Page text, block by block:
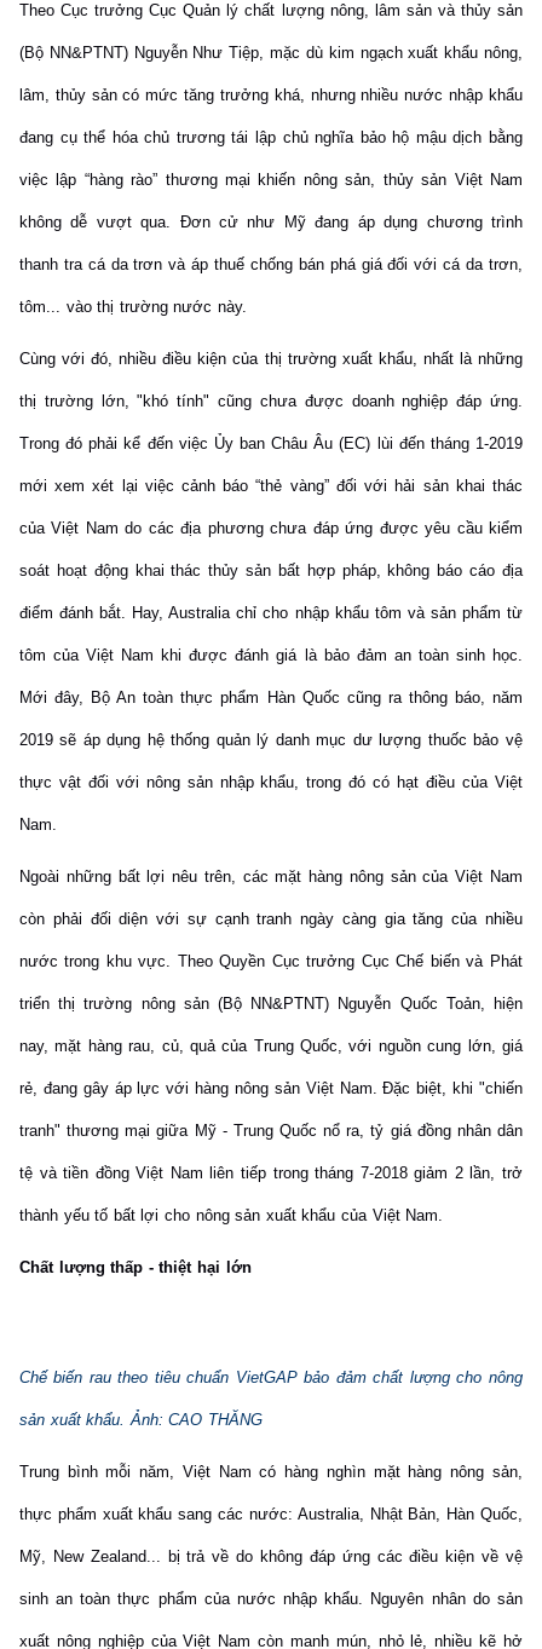
Theo Cục trưởng Cục Quản lý chất lượng nông, lâm sản và thủy sản
(Bộ NN&PTNT) Nguyễn Như Tiệp, mặc dù kim ngạch xuất khẩu nông,
lâm, thủy sản có mức tăng trưởng khá, nhưng nhiều nước nhập khẩu
đang cụ thể hóa chủ trương tái lập chủ nghĩa bảo hộ mậu dịch bằng
việc lập “hàng rào” thương mại khiến nông sản, thủy sản Việt Nam
không dễ vượt qua. Đơn cử như Mỹ đang áp dụng chương trình
thanh tra cá da trơn và áp thuế chống bán phá giá đối với cá da trơn,
tôm... vào thị trường nước này.
Cùng với đó, nhiều điều kiện của thị trường xuất khẩu, nhất là những
thị trường lớn, "khó tính" cũng chưa được doanh nghiệp đáp ứng.
Trong đó phải kể đến việc Ủy ban Châu Âu (EC) lùi đến tháng 1-2019
mới xem xét lại việc cảnh báo “thẻ vàng” đối với hải sản khai thác
của Việt Nam do các địa phương chưa đáp ứng được yêu cầu kiểm
soát hoạt động khai thác thủy sản bất hợp pháp, không báo cáo địa
điểm đánh bắt. Hay, Australia chỉ cho nhập khẩu tôm và sản phẩm từ
tôm của Việt Nam khi được đánh giá là bảo đảm an toàn sinh học.
Mới đây, Bộ An toàn thực phẩm Hàn Quốc cũng ra thông báo, năm
2019 sẽ áp dụng hệ thống quản lý danh mục dư lượng thuốc bảo vệ
thực vật đối với nông sản nhập khẩu, trong đó có hạt điều của Việt
Nam.
Ngoài những bất lợi nêu trên, các mặt hàng nông sản của Việt Nam
còn phải đối diện với sự cạnh tranh ngày càng gia tăng của nhiều
nước trong khu vực. Theo Quyền Cục trưởng Cục Chế biến và Phát
triển thị trường nông sản (Bộ NN&PTNT) Nguyễn Quốc Toản, hiện
nay, mặt hàng rau, củ, quả của Trung Quốc, với nguồn cung lớn, giá
rẻ, đang gây áp lực với hàng nông sản Việt Nam. Đặc biệt, khi "chiến
tranh" thương mại giữa Mỹ - Trung Quốc nổ ra, tỷ giá đồng nhân dân
tệ và tiền đồng Việt Nam liên tiếp trong tháng 7-2018 giảm 2 lần, trở
thành yếu tố bất lợi cho nông sản xuất khẩu của Việt Nam.
Chất lượng thấp - thiệt hại lớn
Chế biến rau theo tiêu chuẩn VietGAP bảo đảm chất lượng cho nông
sản xuất khẩu. Ảnh: CAO THĂNG
Trung bình mỗi năm, Việt Nam có hàng nghìn mặt hàng nông sản,
thực phẩm xuất khẩu sang các nước: Australia, Nhật Bản, Hàn Quốc,
Mỹ, New Zealand... bị trả về do không đáp ứng các điều kiện về vệ
sinh an toàn thực phẩm của nước nhập khẩu. Nguyên nhân do sản
xuất nông nghiệp của Việt Nam còn manh mún, nhỏ lẻ, nhiều kẽ hở